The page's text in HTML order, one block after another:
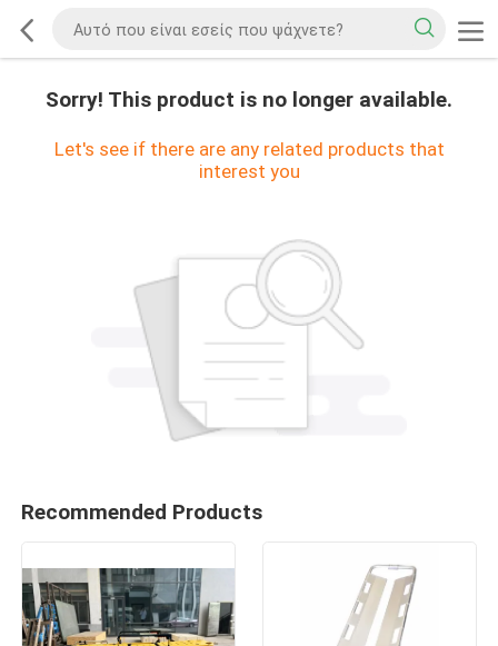
Sorry! This product is no longer available.
Let's see if there are any related products that
interest you
Recommended Products